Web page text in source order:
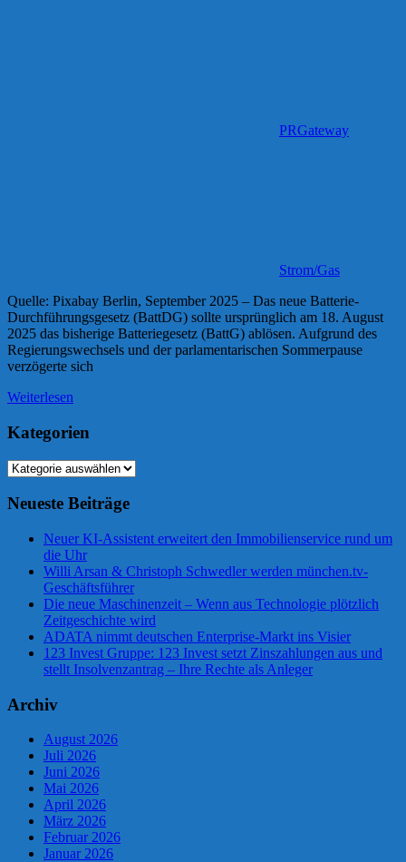
PRGateway
Strom/Gas
Quelle: Pixabay Berlin, September 2025 – Das neue Batterie-
Durchführungsgesetz (BattDG) sollte ursprünglich am 18. August
2025 das bisherige Batteriegesetz (BattG) ablösen. Aufgrund des
Regierungswechsels und der parlamentarischen Sommerpause
verzögerte sich
Weiterlesen
Kategorien
Kategorien
Neueste Beiträge
Neuer KI-Assistent erweitert den Immobilienservice rund um
die Uhr
Willi Arsan & Christoph Schwedler werden münchen.tv-
Geschäftsführer
Die neue Maschinenzeit – Wenn aus Technologie plötzlich
Zeitgeschichte wird
ADATA nimmt deutschen Enterprise-Markt ins Visier
123 Invest Gruppe: 123 Invest setzt Zinszahlungen aus und
stellt Insolvenzantrag – Ihre Rechte als Anleger
Archiv
August 2026
Juli 2026
Juni 2026
Mai 2026
April 2026
März 2026
Februar 2026
Januar 2026